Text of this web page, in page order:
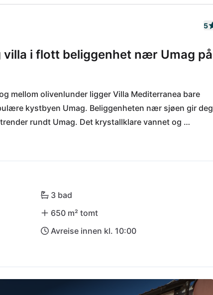
5
villa i flott beliggenhet nær Umag på
mellom olivenlunder ligger Villa Mediterranea bare
kystbyen Umag. Beliggenheten nær sjøen gir deg
rundt Umag. Det krystallklare vannet og
din. Også kulinarisk blir du bortskjemt i
promenaden eller i den vakre gamlebyen Umag kan
Kystbyene Poreč og Rovinj er også verdt en
med fargerike hus og la dagen avsluttes på stranden.
Pula (PUY) ligger 83 km unna.
3 bad
650 m² tomt
Avreise innen kl. 10:00